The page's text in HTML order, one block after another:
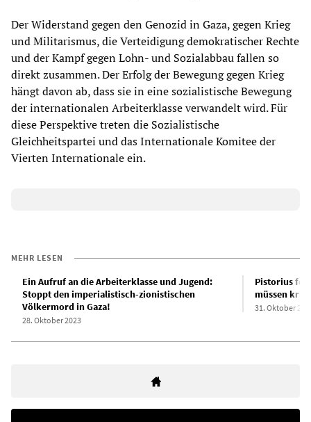
Der Widerstand gegen den Genozid in Gaza, gegen Krieg
und Militarismus, die Verteidigung demokratischer Rechte
und der Kampf gegen Lohn- und Sozialabbau fallen so
direkt zusammen. Der Erfolg der Bewegung gegen Krieg
hängt davon ab, dass sie in eine sozialistische Bewegung
der internationalen Arbeiterklasse verwandelt wird. Für
diese Perspektive treten die Sozialistische
Gleichheitspartei und das Internationale Komitee der
Vierten Internationale ein.
MEHR LESEN
Ein Aufruf an die Arbeiterklasse und Jugend:
Stoppt den imperialistisch-zionistischen
Völkermord in Gaza!
28. Oktober 2023
Pistorius
müssen
31. Oktober